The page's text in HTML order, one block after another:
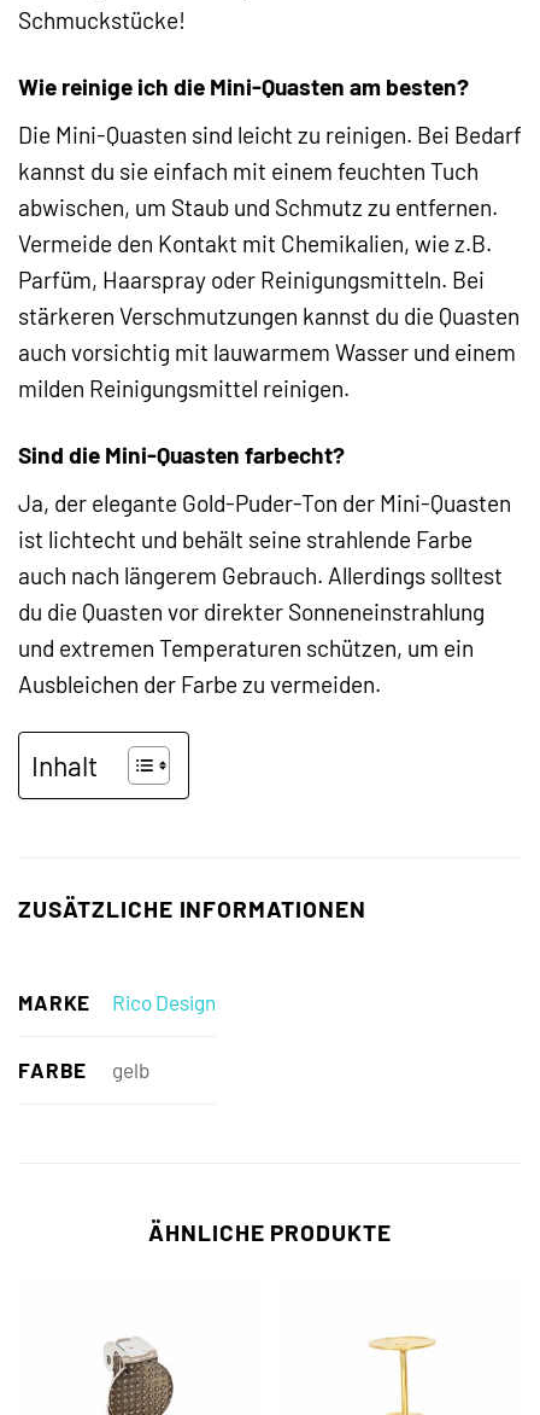
Schmuckstücke!
Wie reinige ich die Mini-Quasten am besten?
Die Mini-Quasten sind leicht zu reinigen. Bei Bedarf
kannst du sie einfach mit einem feuchten Tuch
abwischen, um Staub und Schmutz zu entfernen.
Vermeide den Kontakt mit Chemikalien, wie z.B.
Parfüm, Haarspray oder Reinigungsmitteln. Bei
stärkeren Verschmutzungen kannst du die Quasten
auch vorsichtig mit lauwarmem Wasser und einem
milden Reinigungsmittel reinigen.
Sind die Mini-Quasten farbecht?
Ja, der elegante Gold-Puder-Ton der Mini-Quasten
ist lichtecht und behält seine strahlende Farbe
auch nach längerem Gebrauch. Allerdings solltest
du die Quasten vor direkter Sonneneinstrahlung
und extremen Temperaturen schützen, um ein
Ausbleichen der Farbe zu vermeiden.
Inhalt
ZUSÄTZLICHE INFORMATIONEN
MARKE Rico Design
FARBE gelb
ÄHNLICHE PRODUKTE